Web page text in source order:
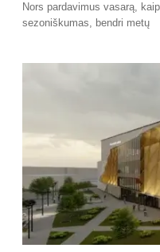
Nors pardavimus vasarą,
sezoniškumas, bendri metų